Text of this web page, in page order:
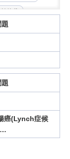
験
シン
ー腸炎
癌(Lynch症候
…